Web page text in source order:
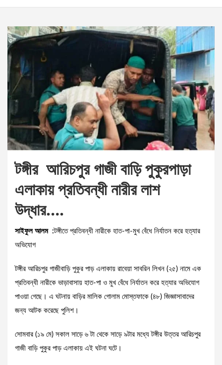
টঙ্গীর আরিচপুর গাজী বাড়ি পুকুরপাড়া
এলাকায় প্রতিবন্ধী নারীর লাশ
উদ্ধার….
সাইফুল আলম :টঙ্গীতে প্রতিবন্ধী নারীকে হাত-পা-মুখ বেঁধে নির্যাতন করে হত্যার
অভিযোগ
টঙ্গীর আরিচপুর গাজীবাড়ি পুকুর পাড় এলাকায় রাবেয়া সাবরিন লিখন (২৫) নামে এক
প্রতিবন্ধী নারীকে ভাড়াবাসায় হাত-পা ও মুখ বেঁধে নির্যাতন করে হত্যার অভিযোগ
পাওয়া গেছে। এ ঘটনায় বাড়ির মালিক গোলাম মোস্তফাকে (৪৮) জিজ্ঞাসাবাদের
জন্য আটক করেছে পুলিশ।
সোমবার (১৯ মে) সকাল সাড়ে ৬ টা থেকে সাড়ে ৯টার মধ্যে টঙ্গীর উত্তর আরিচপুর
গাজী বাড়ি পুকুর পাড় এলাকায় এই ঘটনা ঘটে।